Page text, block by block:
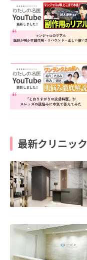
最新クリニック